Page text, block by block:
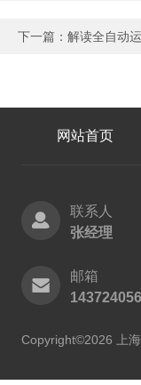
下一篇： 解读全自动
网站首页
联系人
张经理
邮箱
Copyright©2026 上